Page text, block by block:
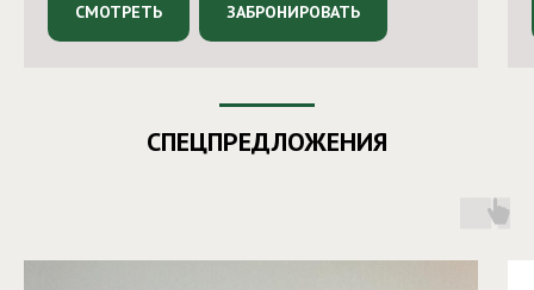
СМОТРЕТЬ ЗАБРОНИРОВАТЬ
СПЕЦПРЕДЛОЖЕНИЯ